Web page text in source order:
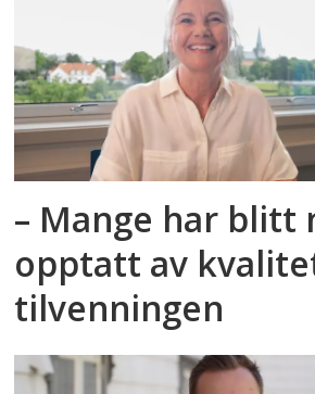
budsjettavtalen mellom
Arbeiderpartiet,
Rødt ble klar lørdag 29.
(Kilde: KS)
– Mange har blitt
opptatt av
tilvenningen